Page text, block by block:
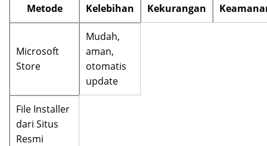
Metode Kelebihan Kekurangan
Microsoft
Store
Mudah,
aman,
otomatis
update
File Installer
dari Situs
Resmi